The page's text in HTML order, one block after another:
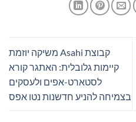
קבוצת Asahi משיקה יוזמת
קיימות גלובלית: האתגר קורא
לסטארט-אפים ולעסקים
בצמיחה להניע חדשנות נטו אפס